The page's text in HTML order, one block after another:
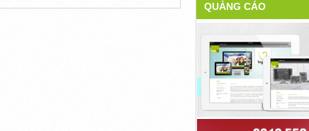
QUẢNG CÁO